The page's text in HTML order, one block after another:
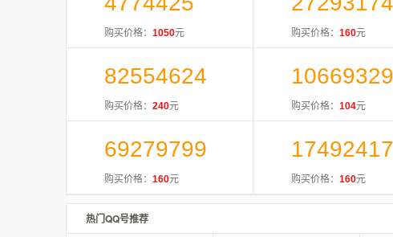
购买价格： 1050元 购买价格： 160元
82554624
购买价格： 240元
10669329
购买价格： 104元
69279799
购买价格： 160元
17492417
购买价格： 160元
热门QQ号推荐